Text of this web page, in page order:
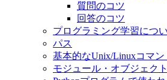
質問のコツ
回答のコツ
プログラミング学習につ
パス
基本的なUnix/Linuxコマン
モジュール・オブジェク